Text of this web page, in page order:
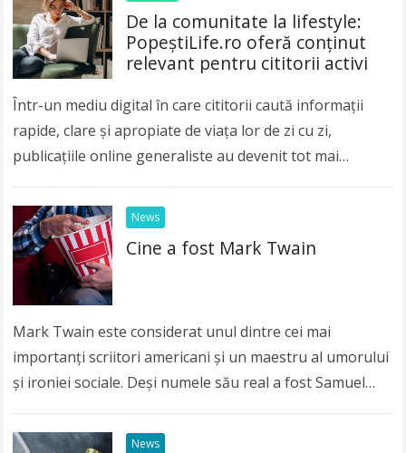
De la comunitate la lifestyle:
PopeștiLife.ro oferă conținut
relevant pentru cititorii activi
Într-un mediu digital în care cititorii caută informații
rapide, clare și apropiate de viața lor de zi cu zi,
publicațiile online generaliste au devenit tot mai
News
Cine a fost Mark Twain
Mark Twain este considerat unul dintre cei mai
importanți scriitori americani și un maestru al umorului
și ironiei sociale. Deși numele său real a fost Samuel
News